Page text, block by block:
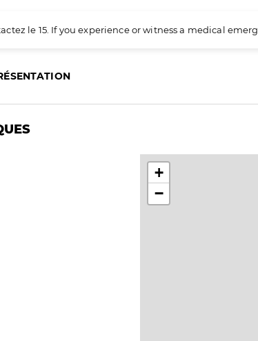
le 15. If you experience or witness a medical
+
−